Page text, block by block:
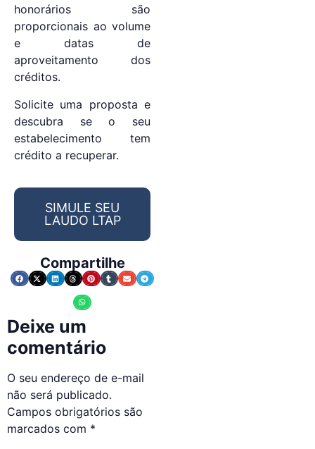
honorários são
proporcionais ao volume
e datas de
aproveitamento dos
créditos.
Solicite uma proposta e
descubra se o seu
estabelecimento tem
crédito a recuperar.
SIMULE SEU
LAUDO LTAP
Compartilhe
Deixe um
comentário
O seu endereço de e-mail
não será publicado.
Campos obrigatórios são
marcados com *